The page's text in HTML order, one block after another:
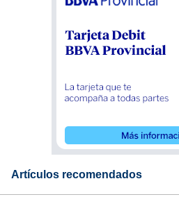
Artículos recomendados